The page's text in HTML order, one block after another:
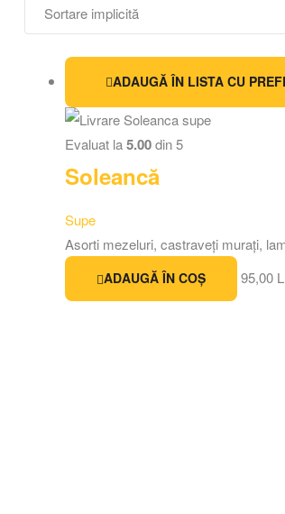
ADAUGĂ ÎN LISTA CU
Evaluat la5.00din 5
Soleancă
Supe
Asorti mezeluri, castraveți murați,
ADAUGĂ ÎN COȘ 95,00